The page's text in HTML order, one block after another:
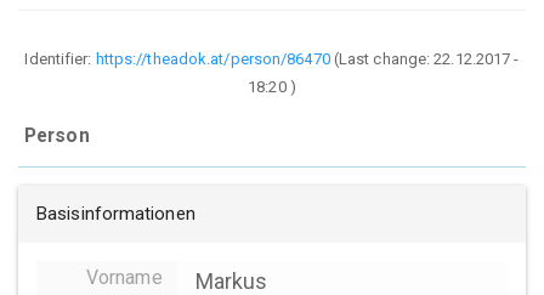
Identifier: https://theadok.at/person/86470(Last change:22.12.2017 -
18:20)
Person
Basisinformationen
Vorname Markus